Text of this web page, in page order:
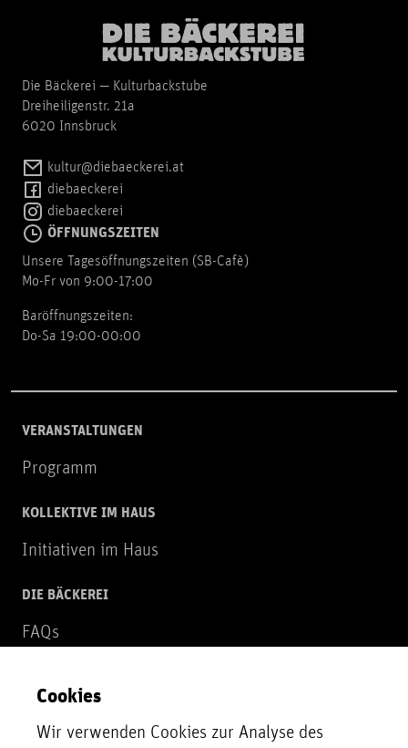
Die Bäckerei — Kulturbackstube
Dreiheiligenstr. 21a
6020 Innsbruck
kultur@diebaeckerei.at
diebaeckerei
diebaeckerei
ÖFFNUNGSZEITEN
Unsere Tagesöffnungszeiten (SB-Cafè)
Mo-Fr von 9:00-17:00
Baröffnungszeiten:
Do-Sa 19:00-00:00
VERANSTALTUNGEN
Programm
KOLLEKTIVE IM HAUS
Initiativen im Haus
DIE BÄCKEREI
FAQs
NEWSLETTER
Zur Newsletter Anmeldung
Cookies
Wir verwenden Cookies zur Analyse des